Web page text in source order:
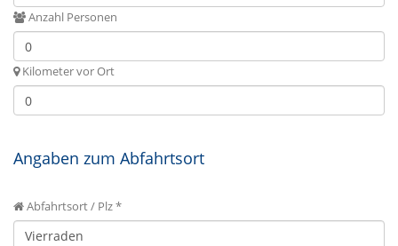
Anzahl Personen
Kilometer vor Ort
Angaben zum Abfahrtsort
Abfahrtsort / Plz *